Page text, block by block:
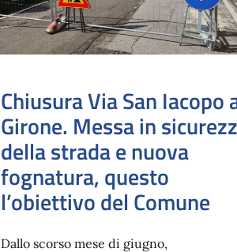
Chiusura Via San Iacopo
Girone. Messa in
della strada e nuova
fognatura, questo
l’obiettivo del Comune
Dallo scorso mese di giugno,